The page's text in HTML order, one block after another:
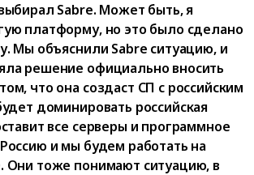
Sabre. Может быть, я
платформу, но это было сделано
Мы объяснили Sabre ситуацию, и
решение официально вносить
что она создаст СП с российским
доминировать российская
все серверы и программное
и мы будем работать на
Они тоже понимают ситуацию, в